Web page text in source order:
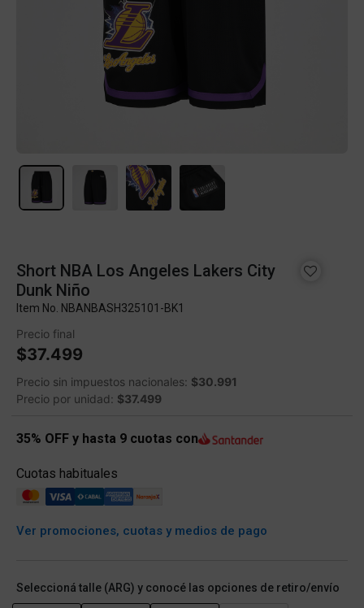
Short NBA Los Angeles Lakers City
Dunk Niño
Item No. NBANBASH325101-BK1
Precio final
$37.499
Precio sin impuestos nacionales: $30.991
Precio por unidad: $37.499
35% OFF y hasta 9 cuotas con
Cuotas habituales
Ver promociones, cuotas y medios de pago
Seleccioná talle (ARG) y conocé las opciones de retiro/envío